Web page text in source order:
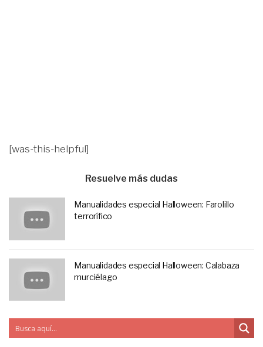
[was-this-helpful]
Resuelve más dudas
Manualidades especial Halloween: Farolillo
terrorífico
Manualidades especial Halloween: Calabaza
murciélago